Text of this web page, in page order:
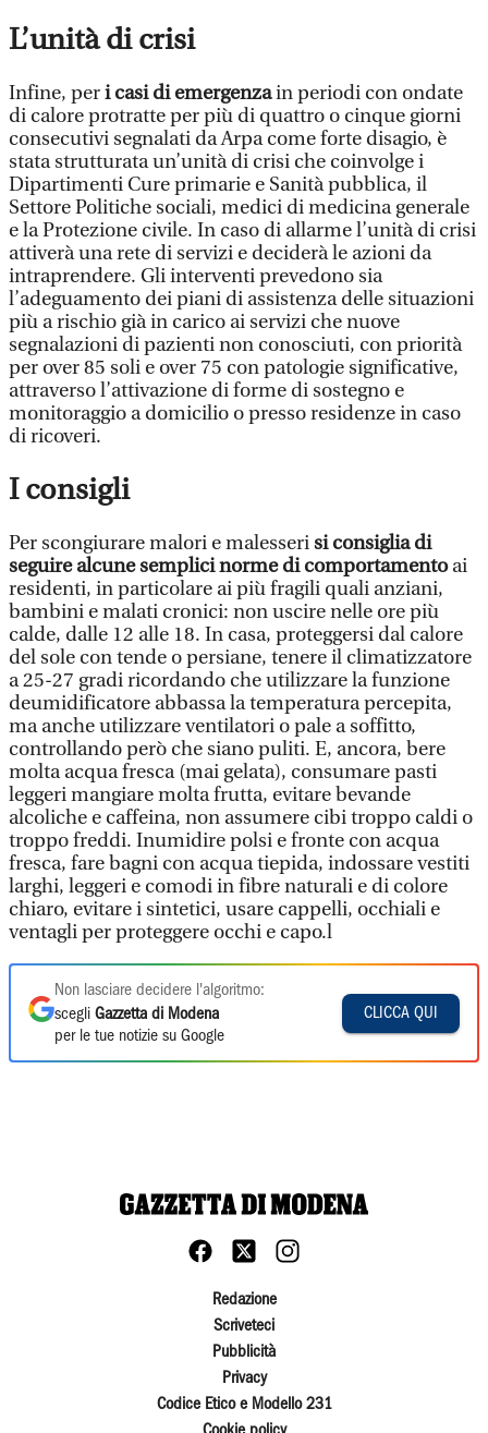
L’unità di crisi
Infine, peri casi di emergenzain periodi con ondate
di calore protratte per più di quattro o cinque giorni
consecutivi segnalati da Arpa come forte disagio, è
stata strutturata un’unità di crisi che coinvolge i
Dipartimenti Cure primarie e Sanità pubblica, il
Settore Politiche sociali, medici di medicina generale
e la Protezione civile. In caso di allarme l’unità di crisi
attiverà una rete di servizi e deciderà le azioni da
intraprendere. Gli interventi prevedono sia
l’adeguamento dei piani di assistenza delle situazioni
più a rischio già in carico ai servizi che nuove
segnalazioni di pazienti non conosciuti, con priorità
per over 85 soli e over 75 con patologie significative,
attraverso l’attivazione di forme di sostegno e
monitoraggio a domicilio o presso residenze in caso
di ricoveri.
I consigli
Per scongiurare malori e malesserisi consiglia di
seguire alcune semplici norme di comportamentoai
residenti, in particolare ai più fragili quali anziani,
bambini e malati cronici: non uscire nelle ore più
calde, dalle 12 alle 18. In casa, proteggersi dal calore
del sole con tende o persiane, tenere il climatizzatore
a 25-27 gradi ricordando che utilizzare la funzione
deumidificatore abbassa la temperatura percepita,
ma anche utilizzare ventilatori o pale a soffitto,
controllando però che siano puliti. E, ancora, bere
molta acqua fresca (mai gelata), consumare pasti
leggeri mangiare molta frutta, evitare bevande
alcoliche e caffeina, non assumere cibi troppo caldi o
troppo freddi. Inumidire polsi e fronte con acqua
fresca, fare bagni con acqua tiepida, indossare vestiti
larghi, leggeri e comodi in fibre naturali e di colore
chiaro, evitare i sintetici, usare cappelli, occhiali e
ventagli per proteggere occhi e capo.l
Non lasciare decidere l'algoritmo:
scegli Gazzetta di Modena
per le tue notizie su Google
CLICCA QUI
Redazione
Scriveteci
Pubblicità
Privacy
Codice Etico e Modello 231